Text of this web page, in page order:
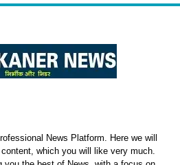
News Platform. Here we will
which you will like very much.